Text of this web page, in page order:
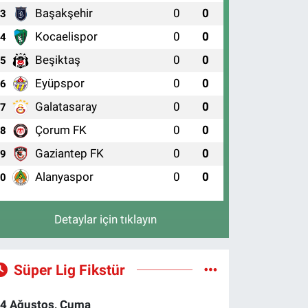
Sınır Kapısı'nda bitmeyen
3 Başakşehir 0 0
4 Kocaelispor 0 0
5 Beşiktaş 0 0
6 Eyüpspor 0 0
7 Galatasaray 0 0
8 Çorum FK 0 0
9 Gaziantep FK 0 0
Alanyaspor 0 0
Detaylar için tıklayın
Süper Lig Fikstür
Ağustos, Cuma